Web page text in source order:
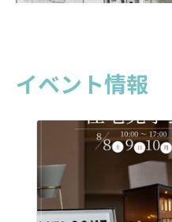
イベント情報